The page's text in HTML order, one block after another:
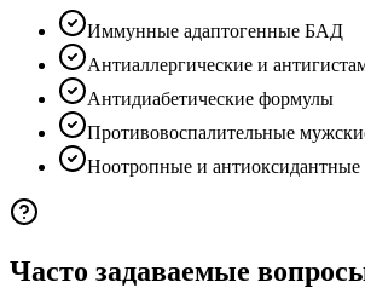
Иммунные адаптогенные БАД
Антиаллергические и
Антидиабетические формулы
Противовоспалительные
Ноотропные и
Часто задаваемые